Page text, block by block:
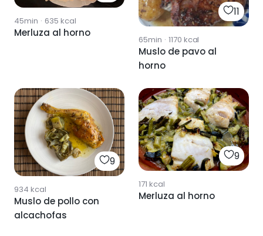
45min · 635 kcal
Merluza al horno
11
65min · 1170 kcal
Muslo de pavo al
horno
9
934 kcal
Muslo de pollo con
alcachofas
9
171 kcal
Merluza al horno